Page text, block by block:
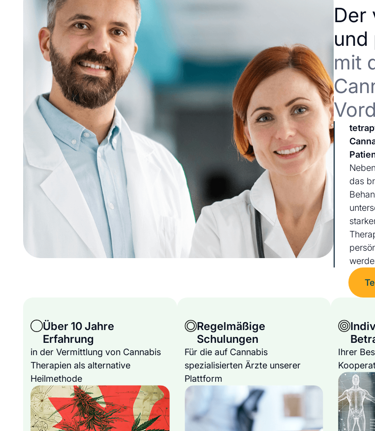
Der
mit
das
Über 10 Jahre
Erfahrung
in der Vermittlung von Cannabis
Therapien als alternative
Heilmethode
Regelmäßige
Schulungen
Für die auf Cannabis
spezialisierten Ärzte unserer
Plattform
Ihrer